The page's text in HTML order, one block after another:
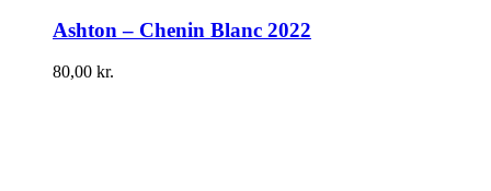
Ashton – Chenin Blanc 2022
80,00 kr.